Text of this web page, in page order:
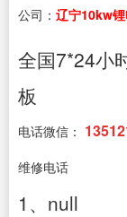
公司： 辽宁10kw
全国7*24小
板
电话微信：
维修电话
1、null